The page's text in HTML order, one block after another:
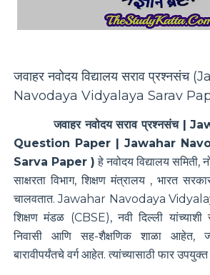
जवाहर नवोदय विद्यालय सराव प्रश्नसंच (
Navodaya Vidyalaya Sarav
जवाहर नवोदय सराव प्रश्नसंच |
Question Paper | Jawahar
Sarva Paper ) हेनवोदय विद्यालय समिती,
साक्षरता विभाग, शिक्षण मंत्रालय , भारत
चालवतात. Jawahar Navodaya
शिक्षण मंडळ (CBSE), नवी दिल्ली
निवासी आणि सह-शैक्षणिक शाळा आहेत,
बारावीपर्यंतचे वर्ग आहेत. त्यांच्यासाठी फार